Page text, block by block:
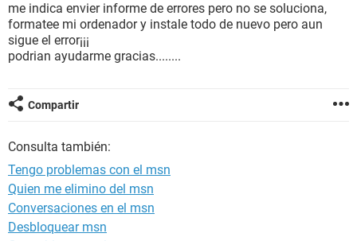
me indica envier informe de errores pero no se soluciona,
formatee mi ordenador y instale todo de nuevo pero aun
sigue el error¡¡¡
podrian ayudarme gracias........
Compartir
Consulta también:
Tengo problemas con el msn
Quien me elimino del msn
Conversaciones en el msn
Desbloquear msn